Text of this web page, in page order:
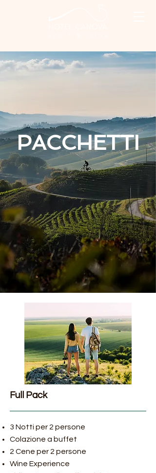
PACCHETTI
Full Pack
3 Notti per 2 persone
Colazione a buffet
2 Cene per 2 persone
Wine Experience